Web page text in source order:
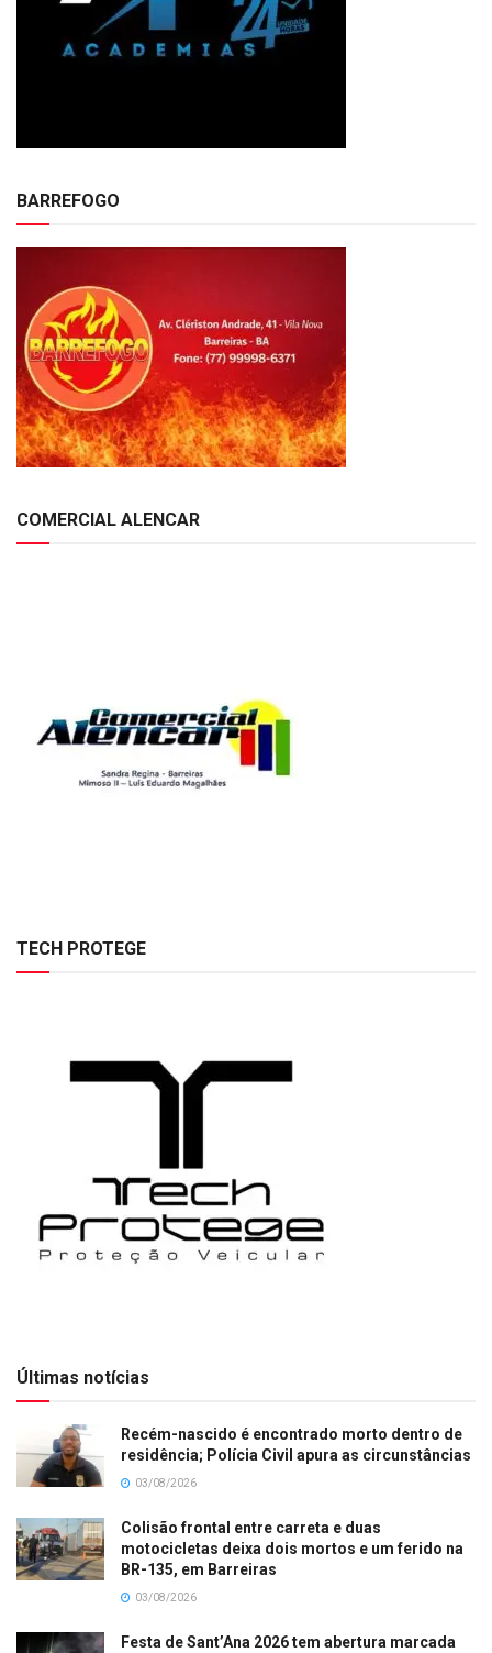
BARREFOGO
COMERCIAL ALENCAR
TECH PROTEGE
Últimas notícias
Recém-nascido é encontrado morto dentro de
residência; Polícia Civil apura as circunstâncias
03/08/2026
Colisão frontal entre carreta e duas
motocicletas deixa dois mortos e um ferido na
BR-135, em Barreiras
03/08/2026
Festa de Sant’Ana 2026 tem abertura marcada